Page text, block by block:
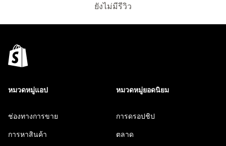
ยังไม่มีรีวิว
หมวดหมู่แอป
ช่องทางการขาย
การหาสินค้า
หมวดหมู่ยอดนิยม
การดรอปชิป
ตลาด